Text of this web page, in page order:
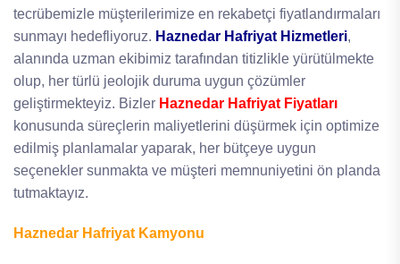
tecrübemizle müşterilerimize en rekabetçi fiyatlandırmaları
sunmayı hedefliyoruz. Haznedar Hafriyat Hizmetleri,
alanında uzman ekibimiz tarafından titizlikle yürütülmekte
olup, her türlü jeolojik duruma uygun çözümler
geliştirmekteyiz. Bizler Haznedar Hafriyat Fiyatları
konusunda süreçlerin maliyetlerini düşürmek için optimize
edilmiş planlamalar yaparak, her bütçeye uygun
seçenekler sunmakta ve müşteri memnuniyetini ön planda
tutmaktayız.
Haznedar Hafriyat Kamyonu